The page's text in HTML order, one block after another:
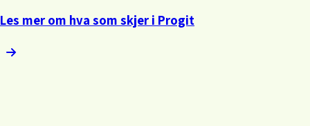
Les mer om hva som skjer i Progit